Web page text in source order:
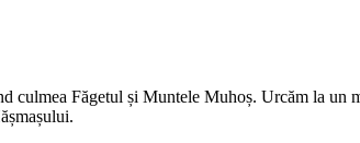
culmea Făgetul și Muntele Muhoș. Urcăm la